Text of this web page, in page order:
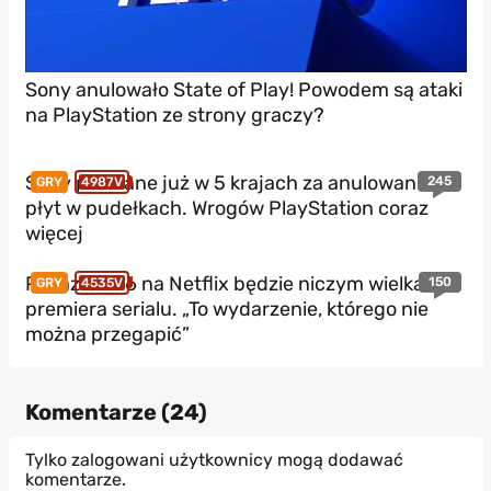
Sony anulowało State of Play! Powodem są ataki
na PlayStation ze strony graczy?
GRY 4987V 245
Sony pozwane już w 5 krajach za anulowanie
płyt w pudełkach. Wrogów PlayStation coraz
więcej
GRY 4535V 150
Pokaz GTA 6 na Netflix będzie niczym wielka
premiera serialu. „To wydarzenie, którego nie
można przegapić”
Komentarze (24)
Tylko zalogowani użytkownicy mogą dodawać
komentarze.